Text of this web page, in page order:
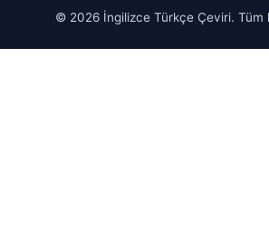
© 2026 İngilizce Türkçe Çeviri. Tüm